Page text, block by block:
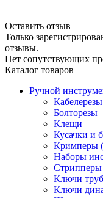
Оставить отзыв
Только
отзывы.
Нет сопутствующих
Каталог товаров
Ручной
Болторезы
Клещи
Кусачки и
Кримперы
Наборы
Стрипперы
Ключи
Ключи